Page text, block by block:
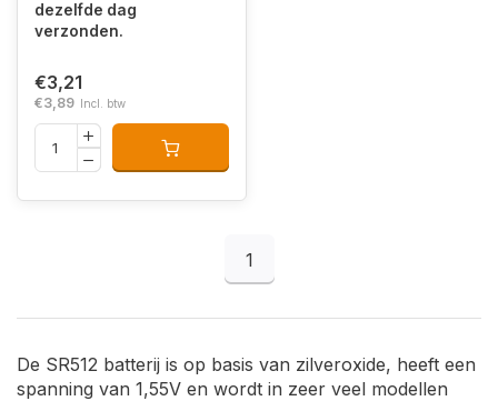
dezelfde dag
verzonden.
€3,21
€3,89 Incl. btw
1
De SR512 batterij is op basis van zilveroxide, heeft een
spanning van 1,55V en wordt in zeer veel modellen